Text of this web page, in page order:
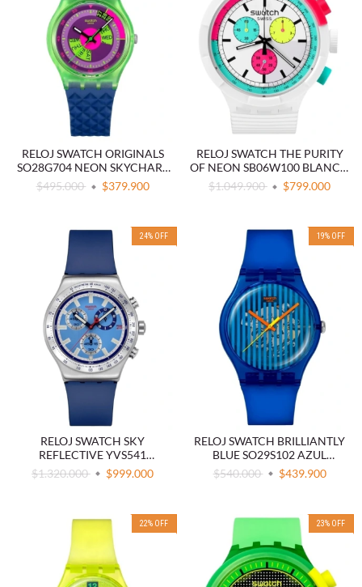
RELOJ SWATCH ORIGINALS
SO28G704 NEON SKYCHART
VERDE
$495.000 $379.900
RELOJ SWATCH THE PURITY
OF NEON SB06W100 BLANCO
OVERSIZE
$1.049.900 $799.000
24% OFF
RELOJ SWATCH SKY
REFLECTIVE YVS541
CRONÓGRAFO ACERO
INOXIDABLE AZUL
$1.320.000 $999.000
19% OFF
RELOJ SWATCH BRILLIANTLY
BLUE SO29S102 AZUL
TRANSPARENTE
$540.000 $439.900
22% OFF 23% OFF